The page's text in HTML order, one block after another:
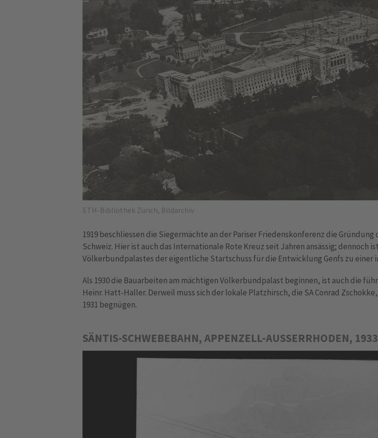
ETH-Bibliothek Zürich, Bildarchiv
1919 beschliessen die Siegermächte an der Pariser Friedenskonferenz die
Schweiz. Hier ist auch das Internationale Rote Kreuz seit Jahren ansässig; dennoch
Völkerbundpalastes der eigentliche Startschuss für die Entwicklung Genfs zu
Als 1930 die Bauarbeiten am mächtigen Völkerbundpalast beginnen, ist auch die
Heinr. Hatt-Haller. Derweil muss sich der lokale Platzhirsch, die SA Conrad
1931 begnügen.
SÄNTIS-SCHWEBEBAHN, APPENZELL-AUSSERRHODEN,